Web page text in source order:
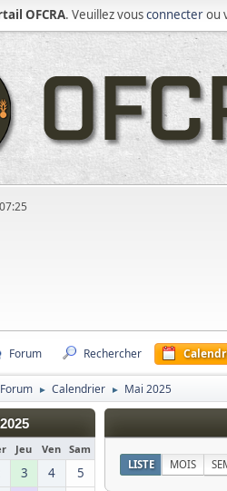
OFCRA. Veuillez vousconnecterou
Forum Rechercher
Forum ► Calendrier ► Mai 2025
Jeu Ven Sam
3 4
5
LISTE MOIS